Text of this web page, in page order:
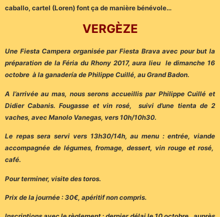
caballo, cartel (Loren) font ça de manière bénévole…
VERGÈZE
Une Fiesta Campera organisée par Fiesta Brava avec pour but la
préparation de la Féria du Rhony 2017, aura lieu le dimanche 16
octobre à la ganadería de Philippe Cuillé, au Grand Badon.
A l’arrivée au mas, nous serons accueillis par Philippe Cuillé et
Didier Cabanis. Fougasse et vin rosé, suivi d’une tienta de 2
vaches, avec Manolo Vanegas, vers 10h/10h30.
Le repas sera servi vers 13h30/14h, au menu : entrée, viande
accompagnée de légumes, fromage, dessert, vin rouge et rosé,
café.
Pour terminer, visite des toros.
Prix de la journée : 30€, apéritif non compris.